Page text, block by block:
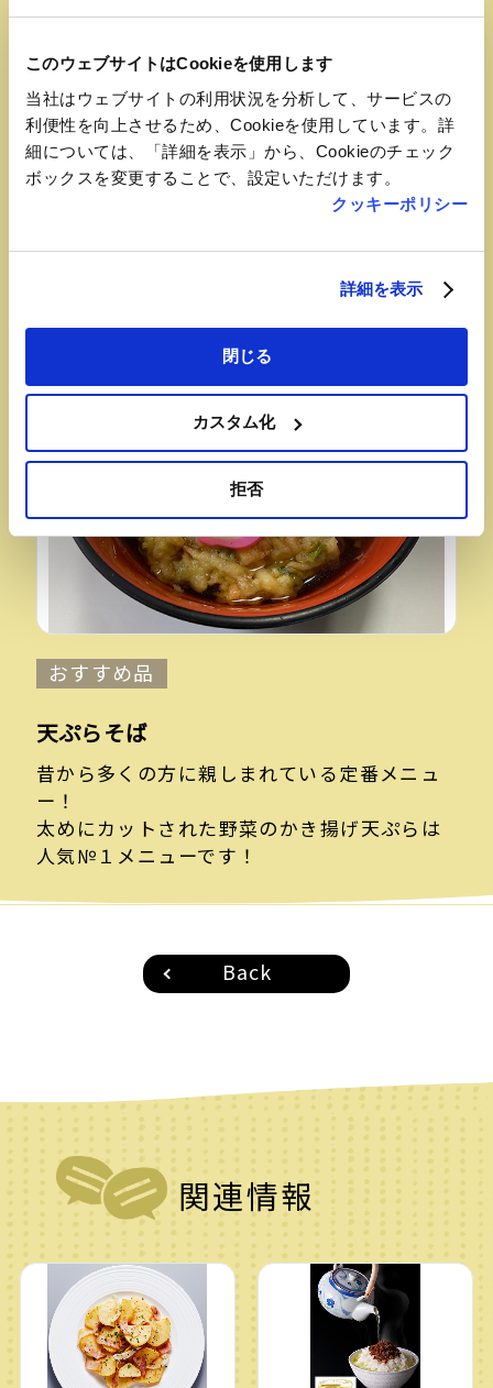
このウェブサイトはCookieを使用します
当社はウェブサイトの利用状況を分析して、サービスの
利便性を向上させるため、Cookieを使用しています。詳
細については、「詳細を表示」から、Cookieのチェック
ボックスを変更することで、設定いただけます。
クッキーポリシー
詳細を表示
閉じる
カスタム化
拒否
おすすめ品
冷やしたぬきそば
季節問わず人気のある冷やしそば。
おすすめ品
天ぷらそば
昔から多くの方に親しまれている定番メニュ
ー！
太めにカットされた野菜のかき揚げ天ぷらは
人気№１メニューです！
Back
関連情報